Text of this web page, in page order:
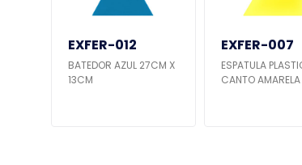
EXFER-012
BATEDOR AZUL 27CM X
13CM
EXFER-007
ESPATULA
CANTO AMARELA